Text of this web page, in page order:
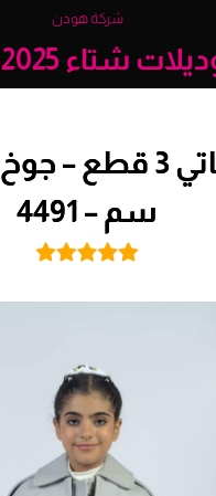
شركة هودن
شتاء 2025-2026
سم – 4491